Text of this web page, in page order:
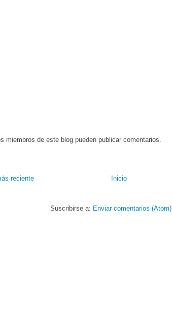
miembros de este blog pueden publicar comentarios.
reciente Inicio
Suscribirse a: Enviar comentarios (Atom)